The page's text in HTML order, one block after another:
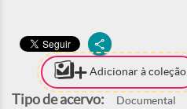
Adicionar à coleção
Tipo de acervo: Documental